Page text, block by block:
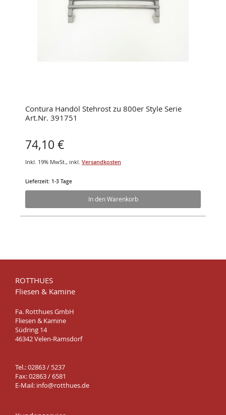
Contura Handöl Stehrost zu 800er Style Serie
Art.Nr. 391751
74,10 €
Inkl. 19% MwSt., inkl. Versandkosten
Lieferzeit: 1-3 Tage
In den Warenkorb
ROTTHUES
Fliesen & Kamine
Fa. Rotthues GmbH
Fliesen & Kamine
Südring 14
46342 Velen-Ramsdorf
Tel.: 02863 / 5237
Fax: 02863 / 6581
E-Mail: info@rotthues.de